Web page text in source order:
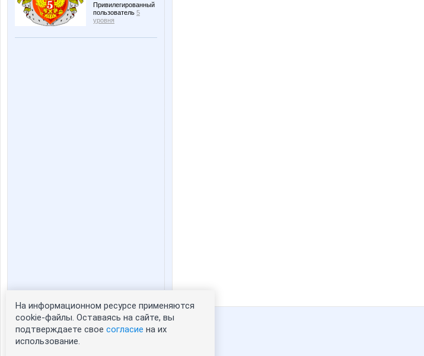
Привилегированный
пользователь 5
уровня
Статистика портрета:
сейчас просматривают портрет - 0
зарегистрированные пользователи
На информационном ресурсе применяются
cookie-файлы. Оставаясь на сайте, вы
подтверждаете свое согласие на их
использование.